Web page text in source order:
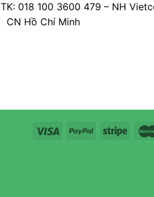
TK: 018 100 3600 479 – NH
CN Hồ Chí Minh